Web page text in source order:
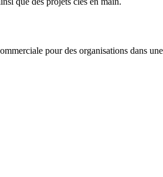
pour des organisations dans